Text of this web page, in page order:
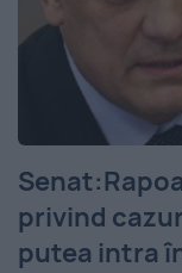
privind
putea intra